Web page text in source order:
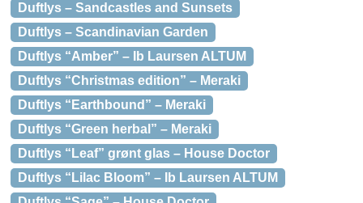
Duftlys – Sandcastles and Sunsets
Duftlys – Scandinavian Garden
Duftlys “Amber” – Ib Laursen ALTUM
Duftlys “Christmas edition” – Meraki
Duftlys “Earthbound” – Meraki
Duftlys “Green herbal” – Meraki
Duftlys “Leaf” grønt glas – House Doctor
Duftlys “Lilac Bloom” – Ib Laursen ALTUM